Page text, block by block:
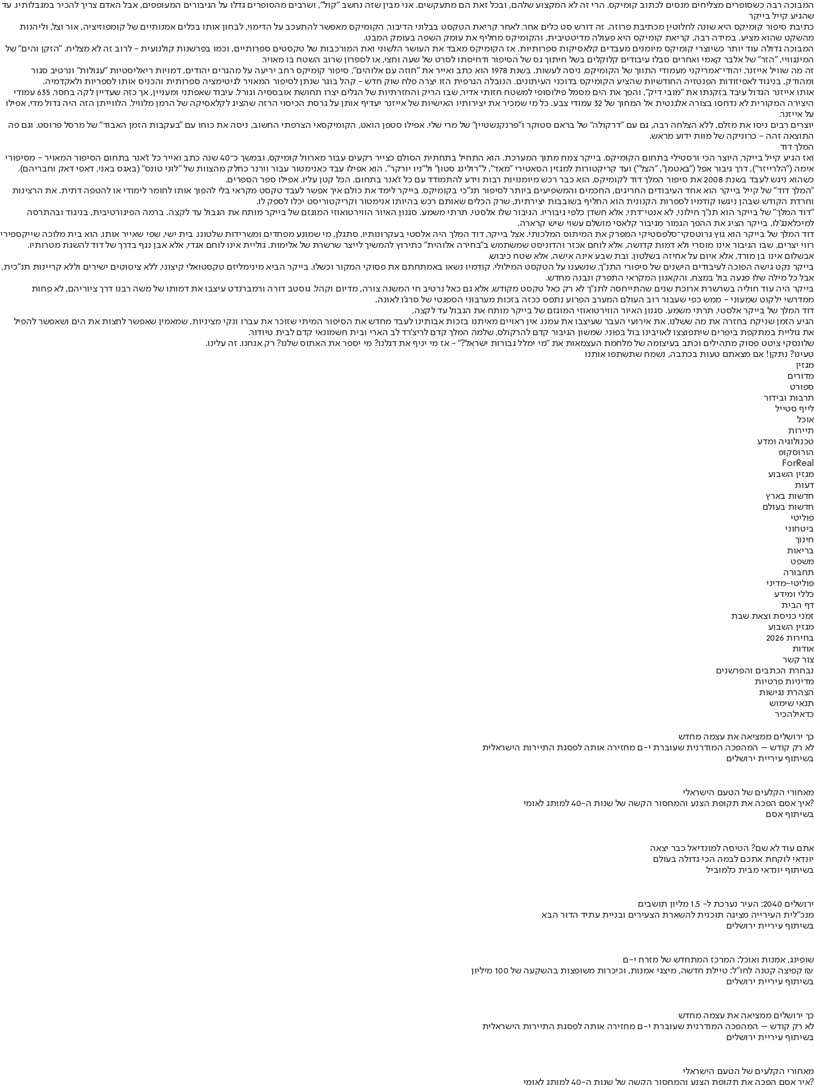
המבוכה רבה כשסופרים מצליחים מנסים לכתוב קומיקס. הרי זה לא המקצוע שלהם, ובכל זאת הם מתעקשים. אני מבין שזה נחשב "קול", ושרבים מהסופרים גדלו על הגיבורים המעופפים, אבל האדם צריך להכיר במגבלותיו. עד
שהגיע קייל בייקר
כתיבת סיפור קומיקס היא שונה לחלוטין מכתיבת פרוזה. זה דורש סט כלים אחר. לאחר קריאת הטקסט בבלוני הדיבור, הקומיקס מאפשר להתעכב על הדימוי, לבחון אותו בכלים אמנותיים של קומפוזיציה, אור וצל, וליהנות
מהשקט שהוא מציע. במידה רבה, קריאת קומיקס היא פעולה מדיטטיבית, והקומיקס מחליף את עומק השפה בעומק המבט.
המבוכה גדולה עוד יותר כשיוצרי קומיקס מיומנים מעבדים קלאסיקות ספרותיות. אז הקומיקס מאבד את העושר הלשוני ואת המורכבות של טקסטים ספרותיים, וכמו בפרשנות קולנועית - לרוב זה לא מצליח. "הזקן והים" של
המינגוויי, "הזר" של אלבר קאמי ואחרים סבלו עיבודים קלוקלים בשל חיתוך גס של הסיפור ודחיסתו לסרט של שעה וחצי, או לספרון שרוב השטח בו מאויר.
זה מה שוויל אייזנר, יהודי־אמריקני מעמודי התווך של הקומיקס, ניסה לעשות. בשנת 1978 הוא כתב ואייר את "חוזה עם אלוהים", סיפור קומיקס רחב יריעה על מהגרים יהודים, דמויות ריאליסטיות "עגולות" ונרטיב סגור
ומהודק, בניגוד לאפיזודות הפנטזיה החודשיות שהציע הקומיקס בדוכני העיתונים. הנובלה הגרפית הזו יצרה פלח שוק חדש - קהל בוגר שנתן לסיפור המאויר לגיטימציה ספרותית והכניס אותו לספריות ולאקדמיה.
אותו אייזנר הגדול עיבד בזקנתו את "מובי דיק", והפך את הים מסמל פילוסופי למשטח חזותי אדיר, שבו הריק והחזרתיות של הגלים יצרו תחושת אובססיה וגורל. עיבוד שאפתני ומעניין, אך כזה שעדיין לקה בחסר. 635 עמודי
היצירה המקורית לא נדחסו בצורה אלגנטית אל המחוך של 32 עמודי צבע. כל מי שמכיר את יצירותיו האישיות של אייזנר יעדיף אותן על גרסת הכיסוי הרזה שהציג לקלאסיקה של הרמן מלוויל. הלווייתן הזה היה גדול מדי, אפילו
על אייזנר.
יוצרים רבים ניסו את מזלם, ללא הצלחה רבה, גם עם "דרקולה" של בראם סטוקר ו"פרנקנשטיין" של מרי שלי. אפילו סטפן הואט, הקומיקסאי הצרפתי החשוב, ניסה את כוחו עם "בעקבות הזמן האבוד" של מרסל פרוסט. וגם פה
התוצאה זהה - כרוניקה של מוות ידוע מראש.
המלך דוד
ואז הגיע קייל בייקר, היוצר הכי ורסטילי בתחום הקומיקס. בייקר צמח מתוך המערכת. הוא התחיל בתחתית הסולם כצייר רקעים עבור מארוול קומיקס, ובמשך כ־40 שנה כתב ואייר כל ז'אנר בתחום הסיפור המאויר - מסיפורי
אימה ("הלרייזר"), דרך גיבור אפל ("באטמן", "הצל") ועד קריקטורות למגזין הסאטירי "מאד", ל"רולינג סטון" ול"ניו יורקר". הוא אפילו עבד כאנימטור עבור וורנר כחלק מהצוות של "לוני טונס" (באגס באני, דאפי דאק וחבריהם).
כשהוא ניגש לעבד בשנת 2008 את סיפור המלך דוד לקומיקס, הוא כבר רכש מיומנויות רבות וידע להתמודד עם כל ז'אנר בתחום. הכל קטן עליו. אפילו ספר הספרים.
"המלך דוד" של קייל בייקר הוא אחד העיבודים החריגים, החכמים והמשפיעים ביותר לסיפור תנ"כי בקומיקס. בייקר לימד את כולם איך אפשר לעבד טקסט מקראי בלי להפוך אותו לחומר לימודי או להטפה דתית. את הרצינות
וחרדת הקודש שבהן ניגשו קודמיו לספרות הקנונית הוא החליף בשובבות יצירתית, שרק הכלים שאותם רכש בהיותו אנימטור וקריקטוריסט יכלו לספק לו.
"דוד המלך" של בייקר הוא תנ"ך חילוני, לא אנטי־דתי, אלא חשדן כלפי גיבוריו. הגיבור שלו אלסטי, תרתי משמע. סגנון האיור הווירטואוזי המוגזם של בייקר מותח את הגבול עד לקצה. ברמה הפיגורטיבית, בניגוד ובהתרסה
למיכלאנג'לו, בייקר הציג את ההפך הגמור מגיבור קלאסי מושלם עשוי שיש קרארה.
דוד המלך של בייקר הוא גוץ גרוטסקי־סלפסטיקי המפרק את המיתוס המלכותי. אצל בייקר, דוד המלך היה אלסטי בעקרונותיו, סתגלן, מי שמונע מפחדים ומשרידות שלטונו. בית ישי, שפי שאייר אותו, הוא בית מלוכה שייקספירי
רווי יצרים, שבו הגיבור אינו מוסרי ולא דמות קדושה, אלא לוחם אכזר והדוניסט שמשתמש ב"בחירה אלוהית" כתירוץ להמשיך לייצר שרשרת של אלימות. גוליית אינו לוחם אגדי, אלא אבן נגף בדרך של דוד להשגת מטרותיו.
אבשלום אינו בן מורד, אלא איום על אחיזה בשלטון. ובת שבע אינה אישה, אלא שטח כיבוש.
בייקר נקט גישה הפוכה לעיבודים הישנים של סיפורי התנ"ך, שנשענו על הטקסט המילולי. קודמיו נשאו באמתחתם את פסוקי המקור וכשלו. בייקר הביא מינימליזם טקסטואלי קיצוני, ללא ציטוטים ישירים וללא קריינות תנ"כית,
אבל כל מילה שלו פגעה בול במצח, והקאנון המקראי התפרק ונבנה מחדש.
בייקר היה עוד חוליה בשרשרת ארוכת שנים שהתייחסה לתנ"ך לא רק כאל טקסט מקודש, אלא גם כאל נרטיב חי המשנה צורה, מדיום וקהל. גוסטב דורה ורמברנדט עיצבו את דמותו של משה רבנו דרך ציוריהם, לא פחות
ממדרשי ילקוט שמעוני - ממש כפי שעבור רוב העולם המערב הפרוע נתפס ככזה בזכות מערבוני הספגטי של סרג'ו לאונה.
דוד המלך של בייקר אלסטי, תרתי משמע. סגנון האיור הווירטואוזי המוגזם של בייקר מותח את הגבול עד לקצה,
הגיע הזמן שניקח בחזרה את מה ששלנו, את אירועי העבר שעיצבו את עמנו. אין ראויים מאיתנו בזכות אבותינו לעבד מחדש את הסיפור המיתי שזוכר את עברו ונקי מציניות, שמאמין שאפשר לחצות את הים ושאפשר להפיל
את גוליית במתקפת ביפרים שיתפוצצו לאויבינו בול בפוני. שמשון הגיבור קדם להרקולס, שלמה המלך קדם לריצ'רד לב הארי ובית חשמונאי קדם לבית טיודור.
שלונסקי ציטט פסוק מתהילים וכתב בעיצומה של מלחמת העצמאות את "מי ימלל גבורות ישראל?" - אז מי יניף את דגלנו? מי יספר את האתוס שלנו? רק אנחנו. זה עלינו.
טעינו? נתקן! אם מצאתם טעות בכתבה, נשמח שתשתפו אותנו
מגזין
מדורים
ספורט
תרבות ובידור
לייף סטייל
אוכל
תיירות
טכנולוגיה ומדע
הורוסקופ
ForReal
מגזין השבוע
דעות
חדשות בארץ
חדשות בעולם
פוליטי
ביטחוני
חינוך
בריאות
משפט
תחבורה
פוליטי-מדיני
כללי ומידע
דף הבית
זמני כניסת וצאת שבת
מגזין השבוע
בחירות 2026
אודות
צור קשר
נבחרת הכתבים והפרשנים
מדיניות פרטיות
הצהרת נגישות
תנאי שימוש
כדאילהכיר
כך ירושלים ממציאה את עצמה מחדש
לא רק קודש – המהפכה המודרנית שעוברת י-ם מחזירה אותה לפסגת התיירות הישראלית
בשיתוף עיריית ירושלים
מאחורי הקלעים של הטעם הישראלי
איך אסם הפכה את תקופת הצנע והמחסור הקשה של שנות ה-40 למותג לאומי?
בשיתוף אסם
אתם עוד לא שם? הטיסה למונדיאל כבר יצאה
יונדאי לוקחת אתכם לבמה הכי גדולה בעולם
בשיתוף יונדאי מבית כלמוביל
ירושלים 2040: העיר נערכת ל- 1.5 מליון תושבים
מנכ"לית העירייה מציגה תוכנית להשארת הצעירים ובניית עתיד הדור הבא
בשיתוף עיריית ירושלים
שופינג, אמנות ואוכל: המרכז המתחדש של מזרח י-ם
קפיצה קטנה לחו"ל: טיילת חדשה, מיצגי אמנות, וכיכרות משופצות בהשקעה של 100 מיליון ₪
בשיתוף עיריית ירושלים
כך ירושלים ממציאה את עצמה מחדש
לא רק קודש – המהפכה המודרנית שעוברת י-ם מחזירה אותה לפסגת התיירות הישראלית
בשיתוף עיריית ירושלים
מאחורי הקלעים של הטעם הישראלי
איך אסם הפכה את תקופת הצנע והמחסור הקשה של שנות ה-40 למותג לאומי?